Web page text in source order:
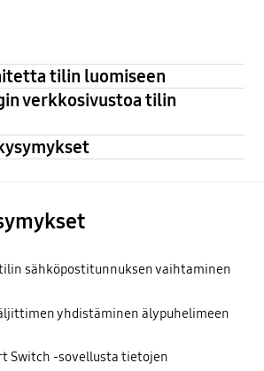
tilin luomiseen
verkkosivustoa tilin
sähköpostitunnuksen vaihtaminen
yhdistäminen älypuhelimeen
Switch -sovellusta tietojen